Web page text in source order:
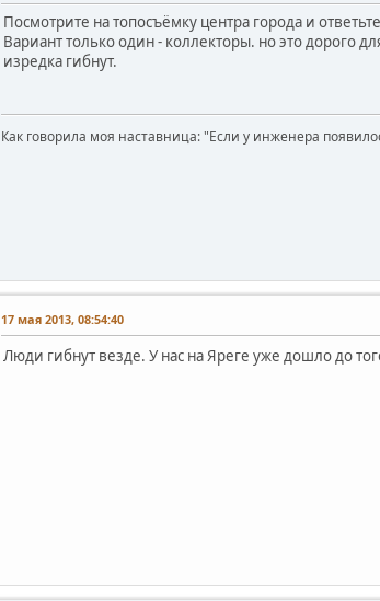
Посмотрите на топосъёмку центра города и
Вариант только один - коллекторы. но это дорого
изредка гибнут.
Как говорила моя наставница: "Если у инженера
17 мая 2013, 08:54:40
Люди гибнут везде. У нас на Яреге уже дошло до